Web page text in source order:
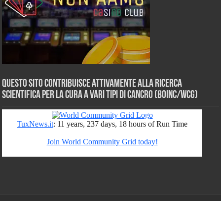
Questo sito contribuisce attivamente alla ricerca
scientifica per la cura a vari tipi di Cancro (BOINC/WCG)